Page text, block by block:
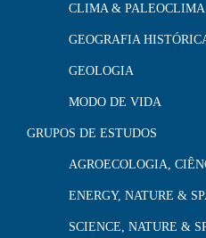
CLIMA & PALEOCLIMA
GEOGRAFIA
GEOLOGIA
MODO DE VIDA
GRUPOS DE ESTUDOS
AGROECOLOGIA,
ENERGY, NATURE &
SCIENCE, NATURE &